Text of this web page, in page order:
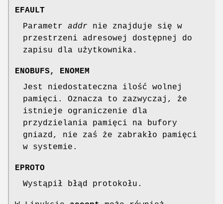
EFAULT
Parametr addr nie znajduje się w
przestrzeni adresowej dostępnej do
zapisu dla użytkownika.
ENOBUFS, ENOMEM
Jest niedostateczna ilość wolnej
pamięci. Oznacza to zazwyczaj, że
istnieje ograniczenie dla
przydzielania pamięci na bufory
gniazd, nie zaś że zabrakło pamięci
w systemie.
EPROTO
Wystąpił błąd protokołu.